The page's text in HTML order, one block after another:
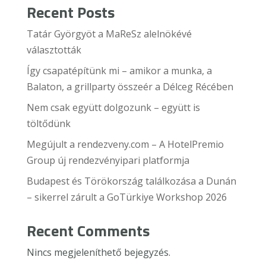
Recent Posts
Tatár Györgyöt a MaReSz alelnökévé
választották
Így csapatépítünk mi – amikor a munka, a
Balaton, a grillparty összeér a Délceg Récében
Nem csak együtt dolgozunk – együtt is
töltődünk
Megújult a rendezveny.com – A HotelPremio
Group új rendezvényipari platformja
Budapest és Törökország találkozása a Dunán
– sikerrel zárult a GoTürkiye Workshop 2026
Recent Comments
Nincs megjeleníthető bejegyzés.